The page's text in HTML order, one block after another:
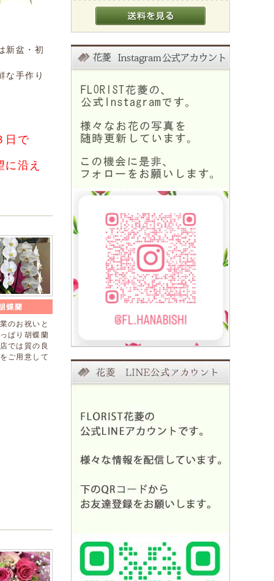
新盆・初
な手作り
日で
沿え
のお祝いと
ぱり胡蝶蘭
では質の良
ご用意して